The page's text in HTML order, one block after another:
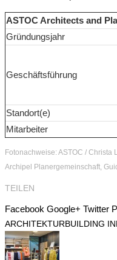
ASTOC Architects and
Gründungsjahr
Geschäftsführung
Standort(e)
Mitarbeiter
Fotonachweise: ASTOC / Christa
Archipel Planergemeinschaft,
TEILEN
Facebook Google+ Twitter
ARCHITEKTURBUILDING